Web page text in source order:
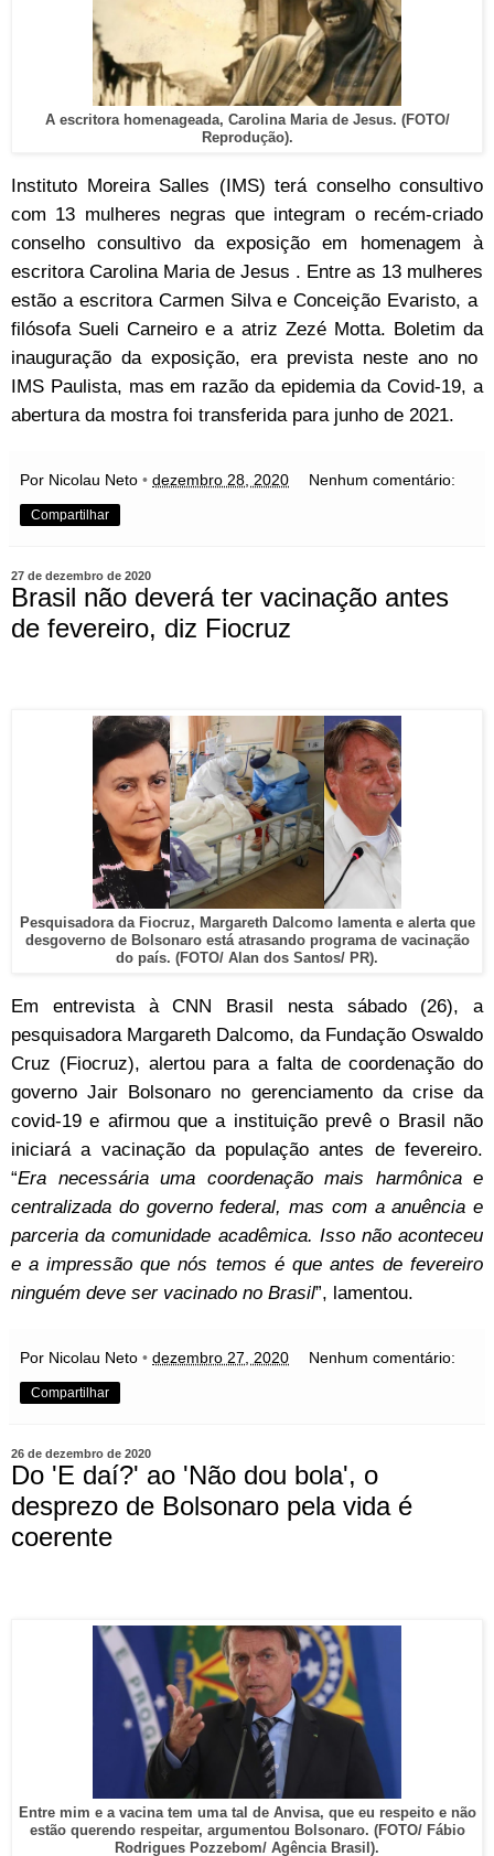
A escritora homenageada, Carolina Maria de Jesus. (FOTO/
Reprodução).
Instituto Moreira Salles (IMS) terá conselho consultivo
com 13 mulheres negras que integram o recém-criado
conselho consultivo da exposição em homenagem à
escritora Carolina Maria de Jesus . Entre as 13 mulheres
estão a escritora Carmen Silva e Conceição Evaristo, a
filósofa Sueli Carneiro e a atriz Zezé Motta. Boletim da
inauguração da exposição, era prevista neste ano no
IMS Paulista, mas em razão da epidemia da Covid-19, a
abertura da mostra foi transferida para junho de 2021.
Por Nicolau Neto • dezembro 28, 2020 Nenhum comentário:
Compartilhar
27 de dezembro de 2020
Brasil não deverá ter vacinação antes
de fevereiro, diz Fiocruz
Pesquisadora da Fiocruz, Margareth Dalcomo lamenta e alerta que
desgoverno de Bolsonaro está atrasando programa de vacinação
do país. (FOTO/ Alan dos Santos/ PR).
Em entrevista à CNN Brasil nesta sábado (26), a
pesquisadora Margareth Dalcomo, da Fundação Oswaldo
Cruz (Fiocruz), alertou para a falta de coordenação do
governo Jair Bolsonaro no gerenciamento da crise da
covid-19 e afirmou que a instituição prevê o Brasil não
iniciará a vacinação da população antes de fevereiro.
“Era necessária uma coordenação mais harmônica e
centralizada do governo federal, mas com a anuência e
parceria da comunidade acadêmica. Isso não aconteceu
e a impressão que nós temos é que antes de fevereiro
ninguém deve ser vacinado no Brasil”, lamentou.
Por Nicolau Neto • dezembro 27, 2020 Nenhum comentário:
Compartilhar
26 de dezembro de 2020
Do 'E daí?' ao 'Não dou bola', o
desprezo de Bolsonaro pela vida é
coerente
Entre mim e a vacina tem uma tal de Anvisa, que eu respeito e não
estão querendo respeitar, argumentou Bolsonaro. (FOTO/ Fábio
Rodrigues Pozzebom/ Agência Brasil).